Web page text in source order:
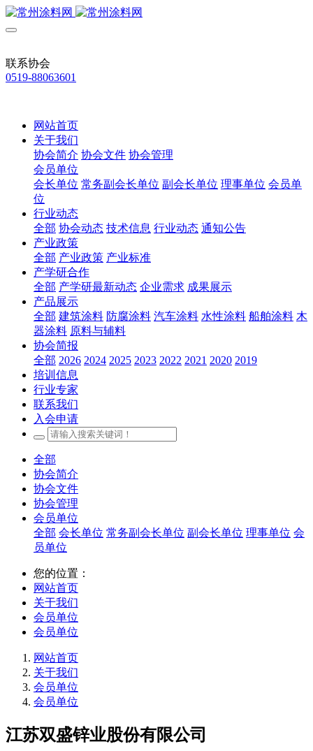
联系协会
0519-88063601
网站首页
关于我们
协会简介 协会文件 协会管理
会员单位
会长单位 常务副会长单位 副会长单位 理事单位 会员单
位
行业动态
全部 协会动态 技术信息 行业动态 通知公告
产业政策
全部 产业政策 产业标准
产学研合作
全部 产学研最新动态 企业需求 成果展示
产品展示
全部 建筑涂料 防腐涂料 汽车涂料 水性涂料 船舶涂料 木
器涂料 原料与辅料
协会简报
全部 2026 2024 2025 2023 2022 2021 2020 2019
培训信息
行业专家
联系我们
入会申请
全部
协会简介
协会文件
协会管理
会员单位
全部 会长单位 常务副会长单位 副会长单位 理事单位 会
员单位
您的位置：
网站首页
关于我们
会员单位
会员单位
网站首页
关于我们
会员单位
会员单位
江苏双盛锌业股份有限公司